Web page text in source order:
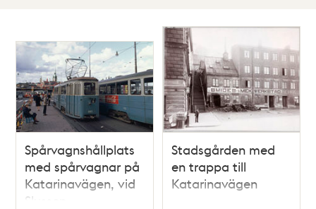
Lista
Karta
Spårvagnshållplats
med spårvagnar på
Katarinavägen, vid
Slussen
Stadsgården med
en trappa till
Katarinavägen